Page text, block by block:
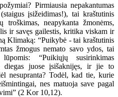
Pirmiausia nepakantumas
įsižeidimas!), tai kraštutinis
troškimas, neapykanta žmonėms,
ir savęs gailestis, kritika viskam ir
Klimaką: “Puikybė - tai kraštutinis
žmogus nemato savo ydos, tai
“Puikiųjų susirinkimas
diegas juose įsišaknijęs, ir jie to
nesupranta? Todėl, kad tie, kurie
nes matuoja save pagal
(2 Kor 10,12).